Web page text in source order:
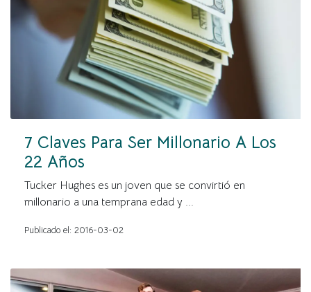
7 Claves Para Ser Millonario A Los
22 Años
Tucker Hughes es un joven que se convirtió en
millonario a una temprana edad y ...
Publicado el: 2016-03-02